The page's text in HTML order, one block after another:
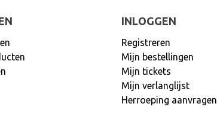
INLOGGEN
Registreren
Mijn bestellingen
Mijn tickets
Mijn verlanglijst
Herroeping aanvragen